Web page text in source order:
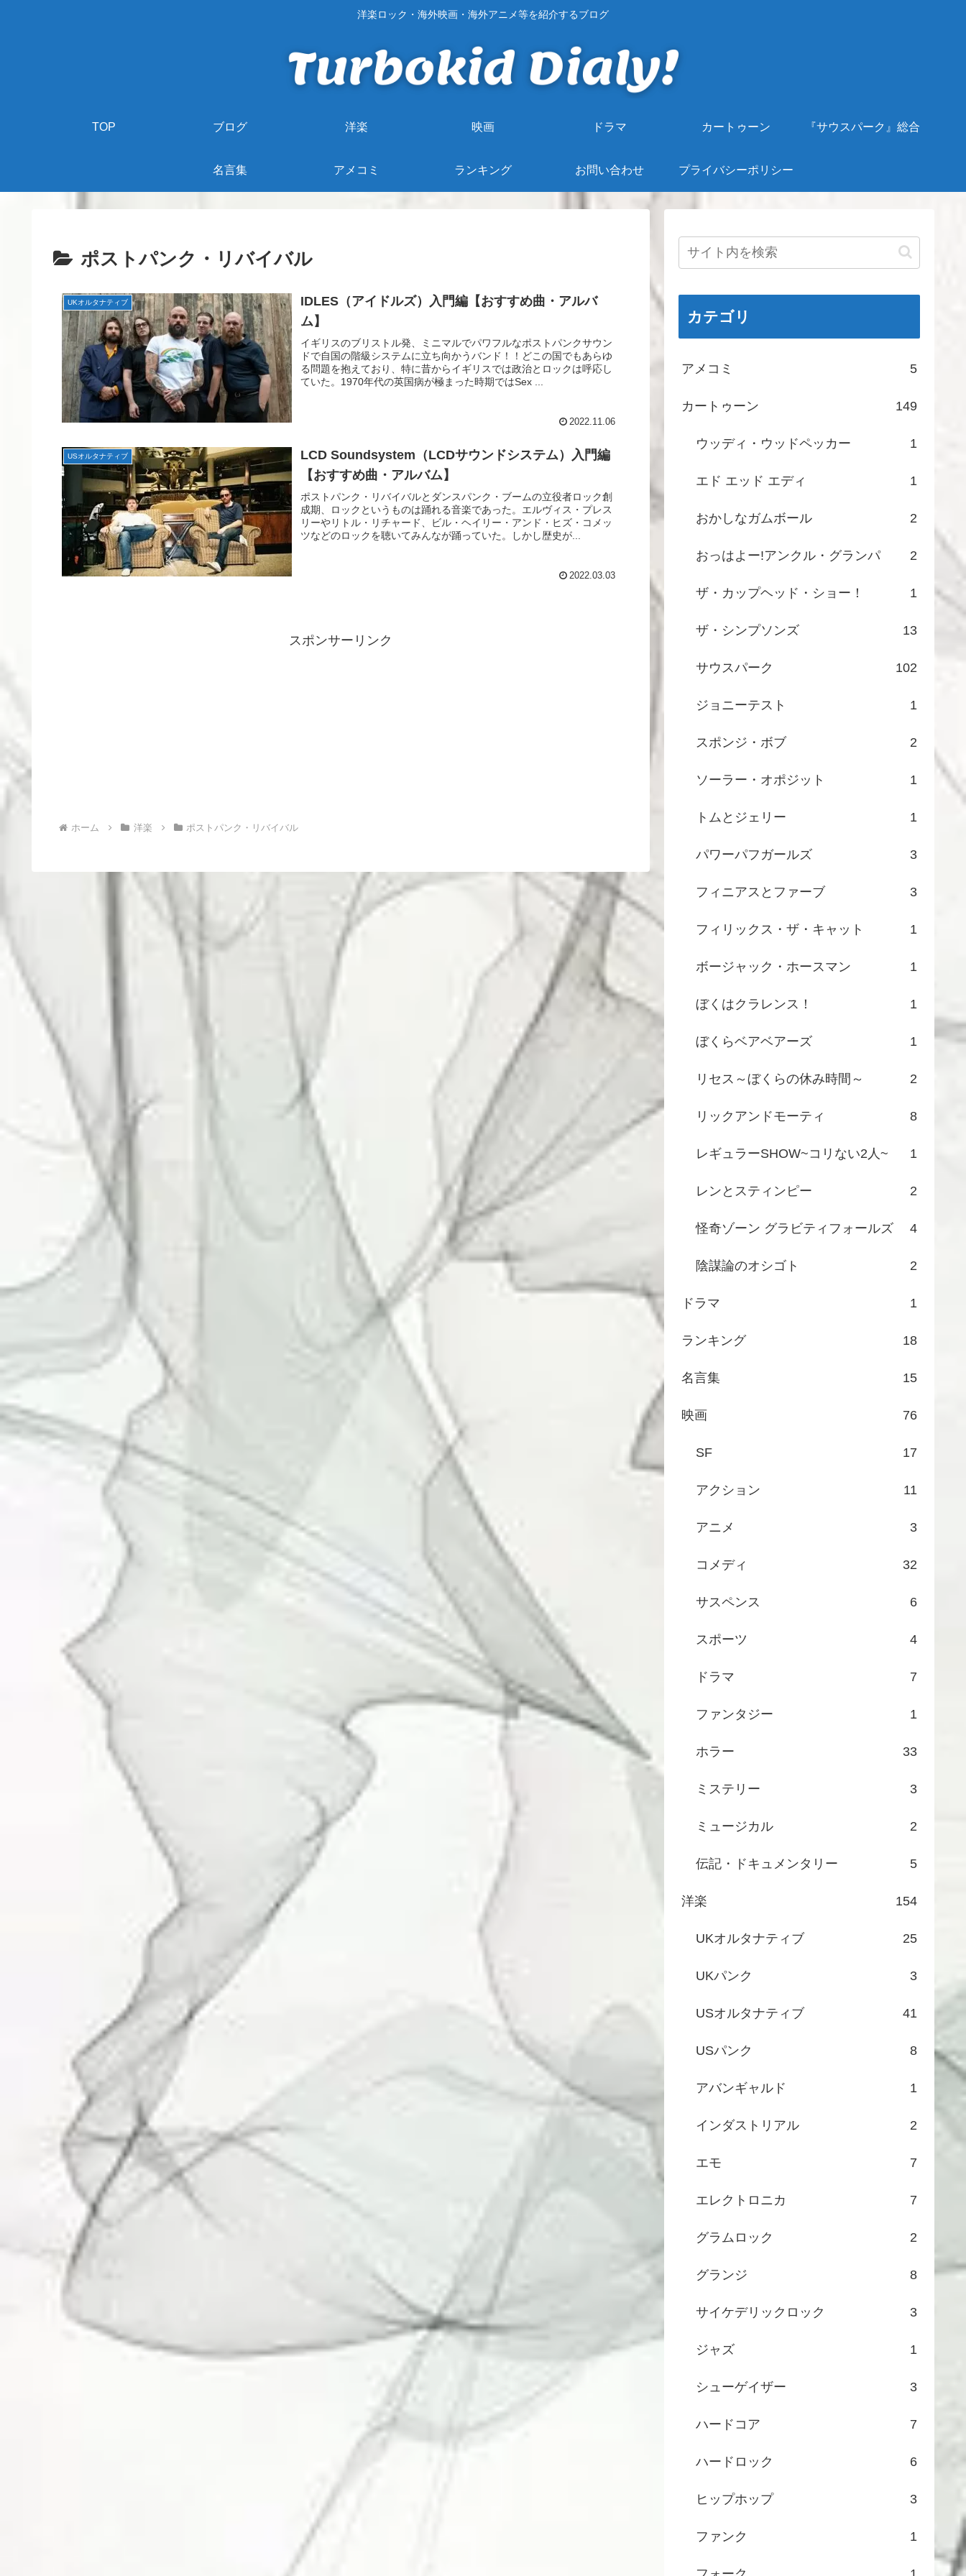
洋楽ロック・海外映画・海外アニメ等を紹介するブログ
TOP ブログ 洋楽 映画 ドラマ カートゥーン 『サウスパーク』総合
名言集 アメコミ ランキング お問い合わせ プライバシーポリシー
ポストパンク・リバイバル
UKオルタナティブ
IDLES（アイドルズ）入門編【おすすめ曲・アルバ
ム】
イギリスのブリストル発、ミニマルでパワフルなポストパンクサウン
ドで自国の階級システムに立ち向かうバンド！！どこの国でもあらゆ
る問題を抱えており、特に昔からイギリスでは政治とロックは呼応し
ていた。1970年代の英国病が極まった時期ではSex ...
2022.11.06
USオルタナティブ
LCD Soundsystem（LCDサウンドシステム）入門編
【おすすめ曲・アルバム】
ポストパンク・リバイバルとダンスパンク・ブームの立役者ロック創
成期、ロックというものは踊れる音楽であった。エルヴィス・プレス
リーやリトル・リチャード、ビル・ヘイリー・アンド・ヒズ・コメッ
ツなどのロックを聴いてみんなが踊っていた。しかし歴史が...
2022.03.03
スポンサーリンク
ホーム 洋楽 ポストパンク・リバイバル
カテゴリ
アメコミ 5
カートゥーン 149
ウッディ・ウッドペッカー 1
エド エッド エディ 1
おかしなガムボール 2
おっはよー!アンクル・グランパ 2
ザ・カップヘッド・ショー！ 1
ザ・シンプソンズ 13
サウスパーク 102
ジョニーテスト 1
スポンジ・ボブ 2
ソーラー・オポジット 1
トムとジェリー 1
パワーパフガールズ 3
フィニアスとファーブ 3
フィリックス・ザ・キャット 1
ボージャック・ホースマン 1
ぼくはクラレンス！ 1
ぼくらベアベアーズ 1
リセス～ぼくらの休み時間～ 2
リックアンドモーティ 8
レギュラーSHOW~コリない2人~ 1
レンとスティンピー 2
怪奇ゾーン グラビティフォールズ 4
陰謀論のオシゴト 2
ドラマ 1
ランキング 18
名言集 15
映画 76
SF 17
アクション 11
アニメ 3
コメディ 32
サスペンス 6
スポーツ 4
ドラマ 7
ファンタジー 1
ホラー 33
ミステリー 3
ミュージカル 2
伝記・ドキュメンタリー 5
洋楽 154
UKオルタナティブ 25
UKパンク 3
USオルタナティブ 41
USパンク 8
アバンギャルド 1
インダストリアル 2
エモ 7
エレクトロニカ 7
グラムロック 2
グランジ 8
サイケデリックロック 3
ジャズ 1
シューゲイザー 3
ハードコア 7
ハードロック 6
ヒップホップ 3
ファンク 1